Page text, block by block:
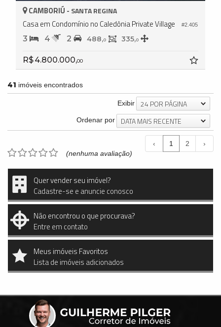
#2.405
CAMBORIÚ - SANTA REGINA
Casa em Condomínio no Caledônia Private Village
3 4 2 488,0 335,0
R$ 4.800.000,00
41 imóveis encontrados
Exibir 24 POR PÁGINA
Ordenar por DATA MAIS RECENTE
‹ 1 2
›
(nenhuma avaliação)
Quer vender seu imóvel?
Cadastre-se e anuncie conosco
Não encontrou o que procurava?
Entre em contato
Meus imóveis Favoritos
Lista de imóveis adicionados